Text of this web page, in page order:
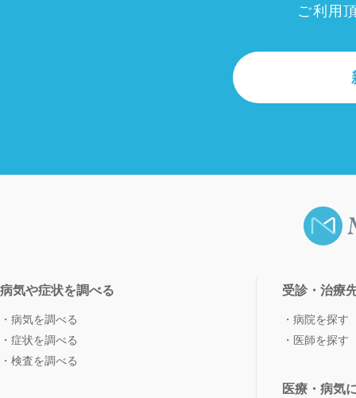
ご利用
病気や症状を調べる
病気を調べる
症状を調べる
検査を調べる
受診・治療
病院を探す
医師を探す
医療・病気